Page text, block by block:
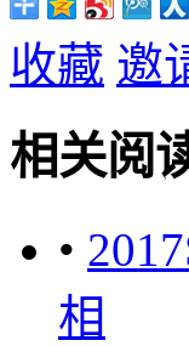
收藏 邀
相关阅
•
相